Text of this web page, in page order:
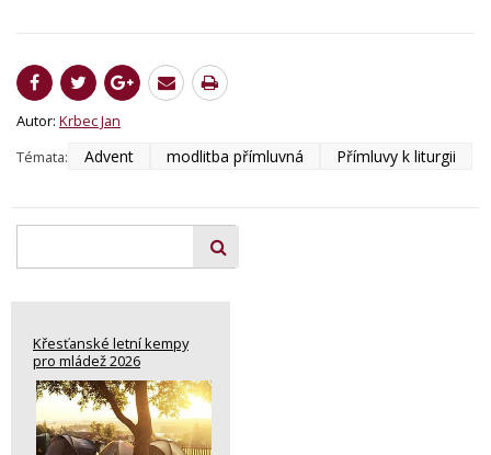
Autor: Krbec Jan
Témata:
Advent modlitba přímluvná Přímluvy k liturgii
Křesťanské letní kempy
pro mládež 2026